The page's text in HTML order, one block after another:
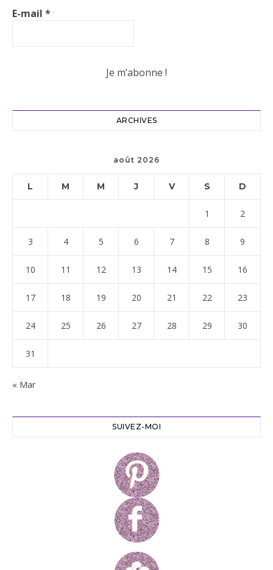
E-mail *
ARCHIVES
août 2026
L M M J V S D
1 2
3 4 5 6 7 8 9
10 11 12 13 14 15 16
17 18 19 20 21 22 23
24 25 26 27 28 29 30
31
« Mar
SUIVEZ-MOI